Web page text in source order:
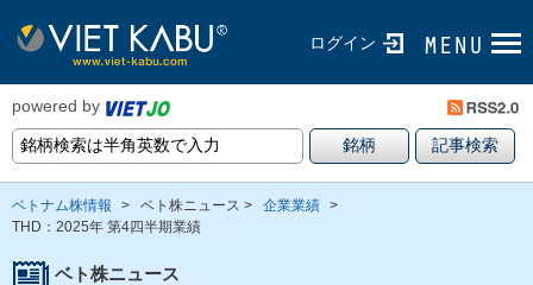
ログイン
powered by
ベトナム株情報 > ベト株ニュース > 企業業績 >
THD：2025年 第4四半期業績
ベト株ニュース